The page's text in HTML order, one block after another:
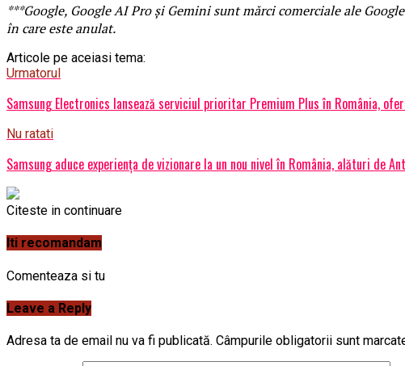
***Google, Google AI Pro și Gemini sunt mărci comerciale ale
în care este anulat.
Articole pe aceiasi tema:
Urmatorul
Samsung Electronics lansează serviciul prioritar Premium Plus în România,
Nu ratati
Samsung aduce experiența de vizionare la un nou nivel în România, alături de
Citeste in continuare
Iti recomandam
Comenteaza si tu
Leave a Reply
Adresa ta de email nu va fi publicată. Câmpurile obligatorii sunt